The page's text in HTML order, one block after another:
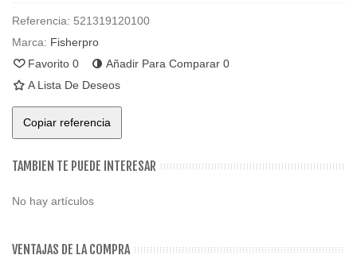
Referencia: 521319120100
Marca: Fisherpro
Favorito 0 Añadir Para Comparar 0
A Lista De Deseos
Copiar referencia
TAMBIEN TE PUEDE INTERESAR
No hay artículos
VENTAJAS DE LA COMPRA